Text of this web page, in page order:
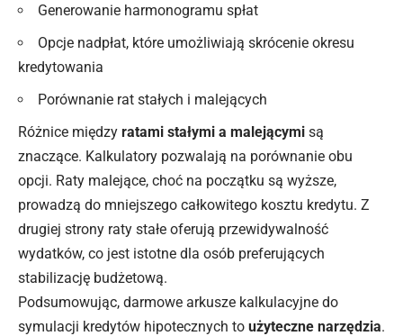
Generowanie harmonogramu spłat
Opcje nadpłat, które umożliwiają skrócenie okresu
kredytowania
Porównanie rat stałych i malejących
Różnice między ratami stałymi a malejącymi są
znaczące. Kalkulatory pozwalają na porównanie obu
opcji. Raty malejące, choć na początku są wyższe,
prowadzą do mniejszego całkowitego kosztu kredytu. Z
drugiej strony raty stałe oferują przewidywalność
wydatków, co jest istotne dla osób preferujących
stabilizację budżetową.
Podsumowując, darmowe arkusze kalkulacyjne do
symulacji kredytów hipotecznych to użyteczne narzędzia.